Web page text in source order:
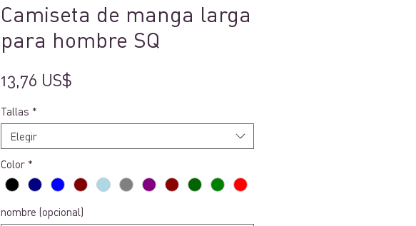
Camiseta de manga larga
para hombre SQ
13,76 US$
Tallas *
Elegir
Color *
nombre (opcional)